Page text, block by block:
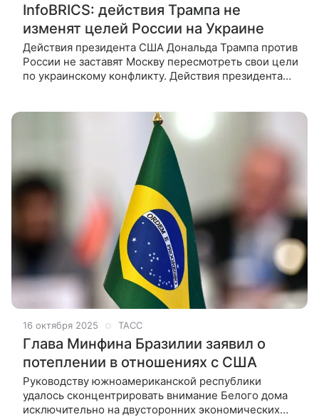
InfoBRICS: действия Трампа не
изменят целей России на Украине
Действия президента США Дональда Трампа против
России не заставят Москву пересмотреть свои цели
по украинскому конфликту. Действия президента
16 октября 2025 ТАСС
Глава Минфина Бразилии заявил о
потеплении в отношениях с США
Руководству южноамериканской республики
удалось сконцентрировать внимание Белого дома
исключительно на двусторонних экономических